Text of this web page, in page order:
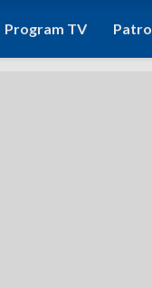
Program TV